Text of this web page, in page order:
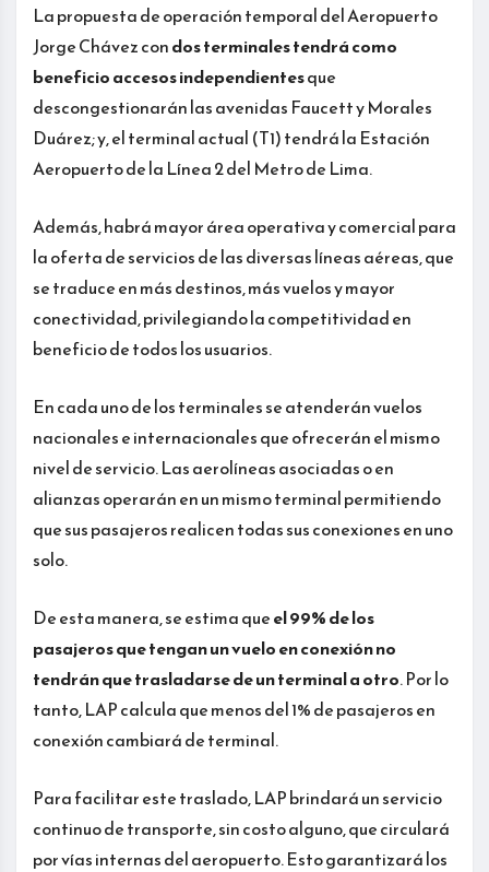
La propuesta de operación temporal del Aeropuerto
Jorge Chávez condos terminales tendrá como
beneficio accesos independientesque
descongestionarán las avenidas Faucett y Morales
Duárez; y, el terminal actual (T1) tendrá la Estación
Aeropuerto de la Línea 2 del Metro de Lima.
Además, habrá mayor área operativa y comercial para
la oferta de servicios de las diversas líneas aéreas, que
se traduce en más destinos, más vuelos y mayor
conectividad, privilegiando la competitividad en
beneficio de todos los usuarios.
En cada uno de los terminales se atenderán vuelos
nacionales e internacionales que ofrecerán el mismo
nivel de servicio. Las aerolíneas asociadas o en
alianzas operarán en un mismo terminal permitiendo
que sus pasajeros realicen todas sus conexiones en uno
solo.
De esta manera, se estima queel 99% de los
pasajeros que tengan un vuelo en conexión no
tendrán que trasladarse de un terminal a otro. Por lo
tanto, LAP calcula que menos del 1% de pasajeros en
conexión cambiará de terminal.
Para facilitar este traslado, LAP brindará un servicio
continuo de transporte, sin costo alguno, que circulará
por vías internas del aeropuerto. Esto garantizará los